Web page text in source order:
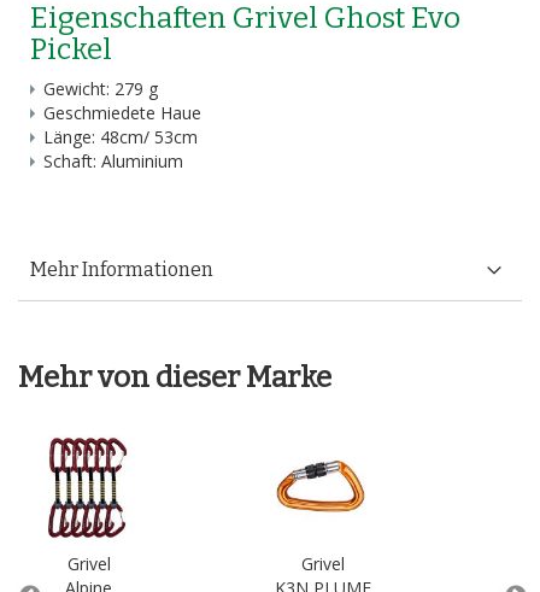
Eigenschaften Grivel Ghost Evo
Pickel
Gewicht: 279 g
Geschmiedete Haue
Länge: 48cm/ 53cm
Schaft: Aluminium
Mehr Informationen
Mehr von dieser Marke
Grivel
Grivel